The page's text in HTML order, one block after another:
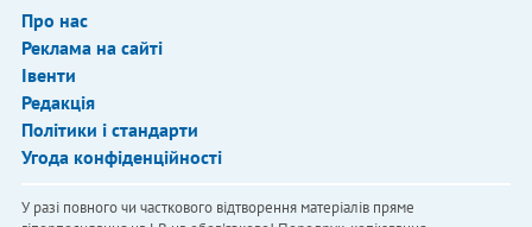
Про нас
Реклама на сайті
Івенти
Редакція
Політики і стандарти
Угода конфіденційності
У разі повного чи часткового відтворення матеріалів пряме